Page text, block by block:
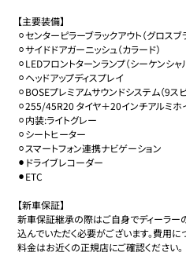
【主要装備】
⚪︎センターピラーブラックアウト（グロスブ
⚪︎サイドドアガーニッシュ（カラード）
⚪︎LEDフロントターンランプ（シーケンシャ
⚪︎ヘッドアップディスプレイ
⚪︎BOSEプレミアムサウンドシステム（9ス
⚪︎255/45R20 タイヤ＋20インチアルミホ
⚪︎内装:ライトグレー
⚪︎シートヒーター
⚪︎スマートフォン連携ナビゲーション
⚫︎ドライブレコーダー
⚫︎ETC
【新車保証】
新車保証継承の際はご自身でディーラー
込んでいただく必要がございます。費用
料金はお近くの正規店にご確認ください。